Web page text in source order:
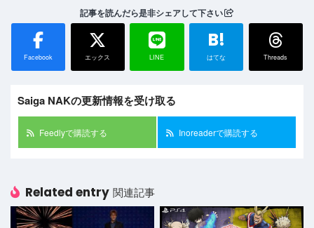
記事を読んだら是非シェアして下さい
Facebook エックス LINE
B!
はてな Threads
Saiga NAKの更新情報を受け取る
Feedlyで購読する Inoreaderで購読する
Related entry 関連記事